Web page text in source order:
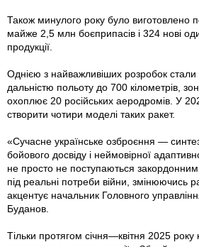
Також минулого року було виготовлено
майже 2,5 млн боєприпасів і 324 нові
продукції.
Однією з найважливіших розробок
дальністю польо­ту до 700 кілометрів,
охоплює 20 російських аеродромів. У
створити чотири моделі таких ракет.
«Сучасне українське озброєння —
бойового досвіду і неймовірної
не просто не поступаються
під реальні потреби війни, змінюючись
акцентує начальник Головного
Буданов.
Тільки протягом січня—квітня 2025 року